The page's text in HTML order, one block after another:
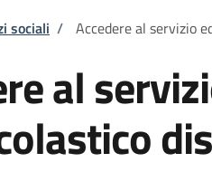
di pane
sociali / Accedere al servizio
al